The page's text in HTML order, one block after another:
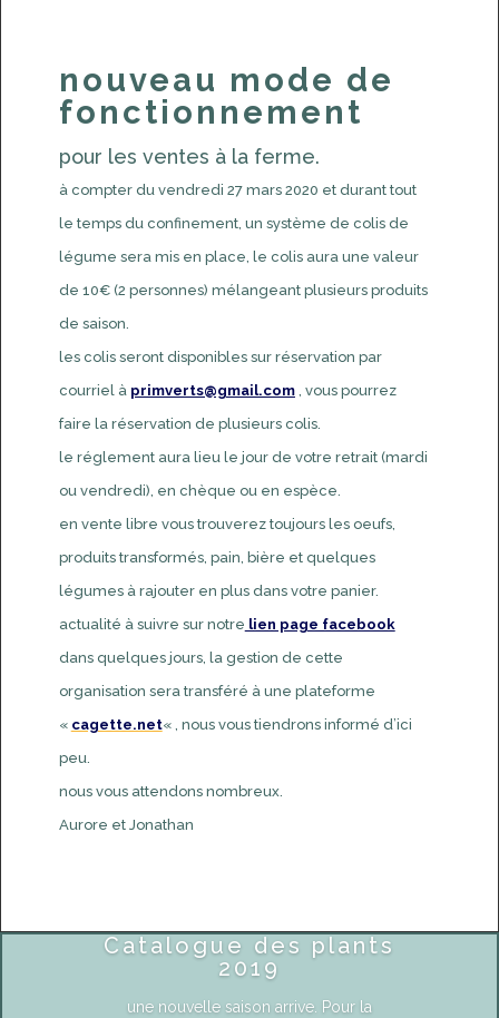
nouveau mode de
fonctionnement
pour les ventes à la ferme.
à compter du vendredi 27 mars 2020 et durant tout
le temps du confinement, un système de colis de
légume sera mis en place, le colis aura une valeur
de 10€ (2 personnes) mélangeant plusieurs produits
de saison.
les colis seront disponibles sur réservation par
courriel à primverts@gmail.com, vous pourrez
faire la réservation de plusieurs colis.
le réglement aura lieu le jour de votre retrait (mardi
ou vendredi), en chèque ou en espèce.
en vente libre vous trouverez toujours les oeufs,
produits transformés, pain, bière et quelques
légumes à rajouter en plus dans votre panier.
actualité à suivre sur notre lien page facebook
dans quelques jours, la gestion de cette
organisation sera transféré à une plateforme
« cagette.net« , nous vous tiendrons informé d’ici
peu.
nous vous attendons nombreux.
Aurore et Jonathan
Catalogue des plants
2019
une nouvelle saison arrive. Pour la